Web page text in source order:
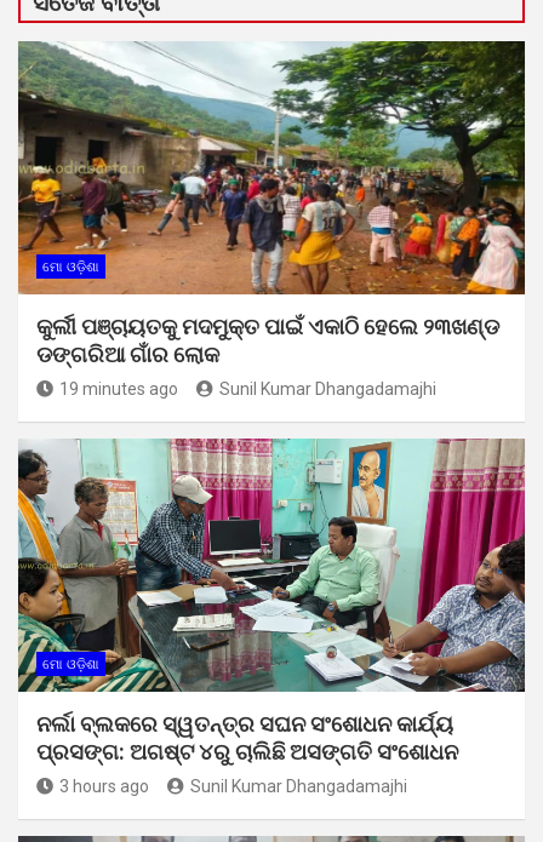
ମୋ ଓଡ଼ିଶା
କୁର୍ଲୀ ପଞ୍ଚାୟତକୁ ମଦମୁକ୍ତ ପାଇଁ ଏକାଠି ହେଲେ ୨୩ଖଣ୍ଡ
ଡଙ୍ଗରିଆ ଗାଁର ଲୋକ
19 minutes ago Sunil Kumar Dhangadamajhi
ମୋ ଓଡ଼ିଶା
ନର୍ଲା ବ୍ଲକରେ ସ୍ୱତନ୍ତ୍ର ସଘନ ସଂଶୋଧନ କାର୍ଯ୍ୟ
ପ୍ରସଙ୍ଗ: ଅଗଷ୍ଟ ୪ରୁ ଚାଲିଛି ଅସଙ୍ଗତି ସଂଶୋଧନ
3 hours ago Sunil Kumar Dhangadamajhi